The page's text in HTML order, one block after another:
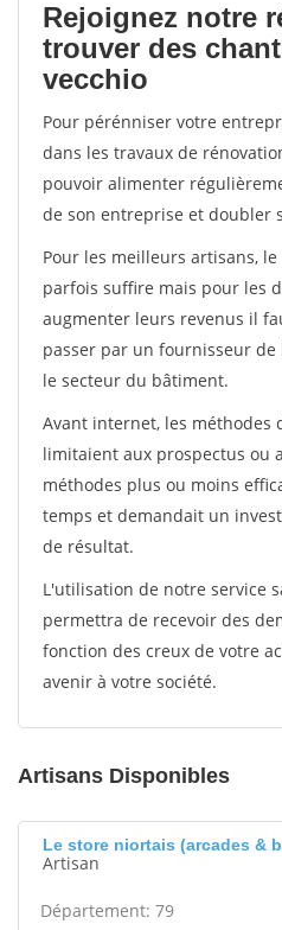
Rejoignez notre
trouver des
vecchio
Pour pérénniser votre
dans les travaux de
pouvoir alimenter
de son entreprise et doubler
Pour les meilleurs artisans,
parfois suffire mais pour les
augmenter leurs revenus il
passer par un fournisseur
le secteur du bâtiment.
Avant internet, les méthodes
limitaient aux prospectus ou
méthodes plus ou moins
temps et demandait un
de résultat.
L'utilisation de notre service
permettra de recevoir des
fonction des creux de votre
avenir à votre société.
Artisans Disponibles
Le store niortais (arcades &
Artisan
Département: 79